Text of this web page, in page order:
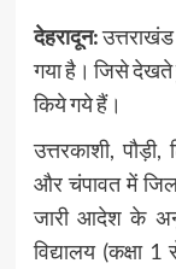
देहरादून:
गया है। जिसे
किये गये हैं।
उत्तरकाशी, पौड़ी,
और चंपावत में
जारी आदेश के
विद्यालय (कक्षा